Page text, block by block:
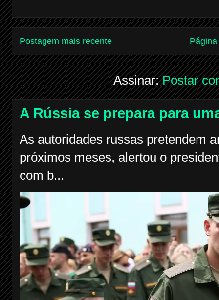
Postagem mais recente
Assinar:Postar
A Rússia se prepara para
As autoridades russas pretendem
próximos meses, alertou o
com b...